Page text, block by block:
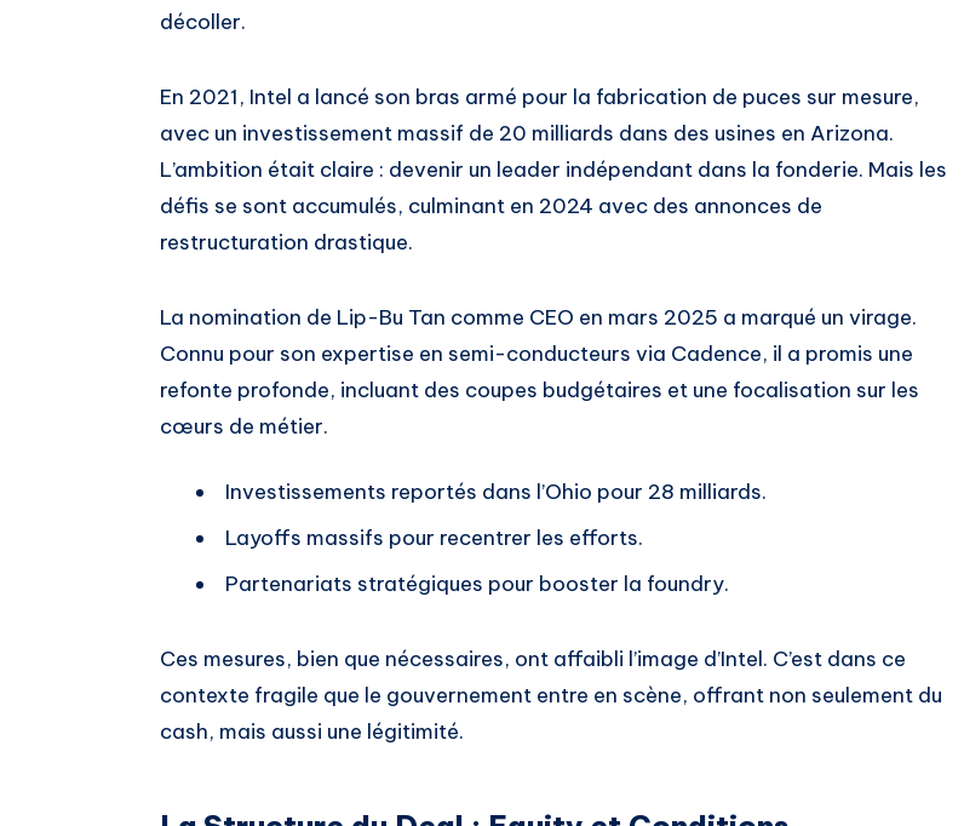
décoller.
En 2021, Intel a lancé son bras armé pour la fabrication de puces sur mesure,
avec un investissement massif de 20 milliards dans des usines en Arizona.
L’ambition était claire : devenir un leader indépendant dans la fonderie. Mais les
défis se sont accumulés, culminant en 2024 avec des annonces de
restructuration drastique.
La nomination de Lip-Bu Tan comme CEO en mars 2025 a marqué un virage.
Connu pour son expertise en semi-conducteurs via Cadence, il a promis une
refonte profonde, incluant des coupes budgétaires et une focalisation sur les
cœurs de métier.
Investissements reportés dans l’Ohio pour 28 milliards.
Layoffs massifs pour recentrer les efforts.
Partenariats stratégiques pour booster la foundry.
Ces mesures, bien que nécessaires, ont affaibli l’image d’Intel. C’est dans ce
contexte fragile que le gouvernement entre en scène, offrant non seulement du
cash, mais aussi une légitimité.